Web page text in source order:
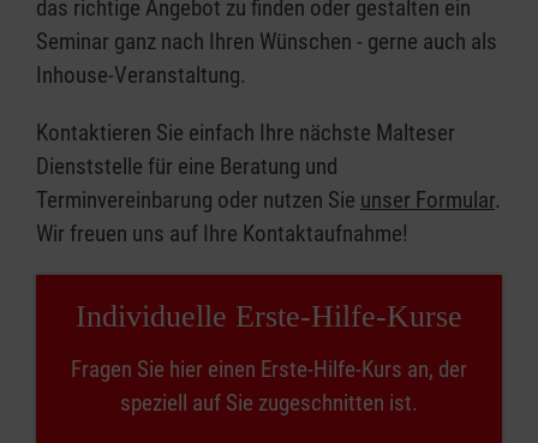
das richtige Angebot zu finden oder gestalten ein
Seminar ganz nach Ihren Wünschen - gerne auch als
Inhouse-Veranstaltung.
Kontaktieren Sie einfach Ihre nächste Malteser
Dienststelle für eine Beratung und
Terminvereinbarung oder nutzen Sie unser Formular.
Wir freuen uns auf Ihre Kontaktaufnahme!
Individuelle Erste-Hilfe-Kurse
Fragen Sie hier einen Erste-Hilfe-Kurs an, der
speziell auf Sie zugeschnitten ist.